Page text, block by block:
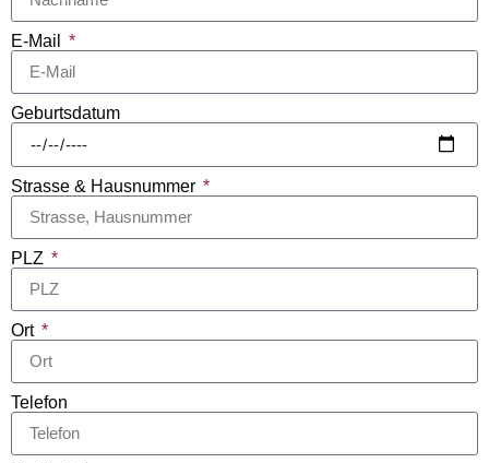
E-Mail
Geburtsdatum
Strasse & Hausnummer
PLZ
Ort
Telefon